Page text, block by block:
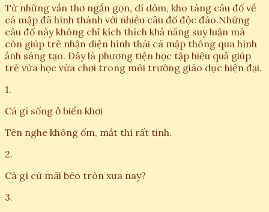
Từ những vần thơ ngắn gọn, dí dỏm, kho tàng câu đố về
cá mập đã hình thành với nhiều câu đố độc đáo.Những
câu đố này không chỉ kích thích khả năng suy luận mà
còn giúp trẻ nhận diện hình thái cá mập thông qua hình
ảnh sáng tạo. Đây là phương tiện học tập hiệu quả giúp
trẻ vừa học vừa chơi trong môi trường giáo dục hiện đại.
1.
Cá gì sống ở biển khơi
Tên nghe không ốm, mắt thì rất tinh.
2.
Cá gì cứ mãi béo tròn xưa nay?
3.